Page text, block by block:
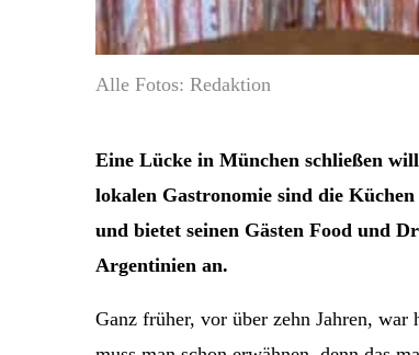
Alle Fotos: Redaktion
Eine Lücke in München schließen
lokalen Gastronomie sind die
und bietet seinen Gästen Food und
Argentinien an.
Ganz früher, vor über zehn Jahren, war